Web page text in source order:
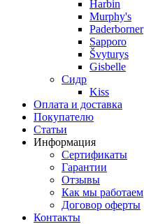
Harbin
Murphy's
Paderborner
Sapporo
Švyturys
Gisbelle
Сидр
Kiss
Оплата и доставка
Покупателю
Статьи
Информация
Сертификаты
Гарантии
Отзывы
Как мы работаем
Договор оферты
Контакты